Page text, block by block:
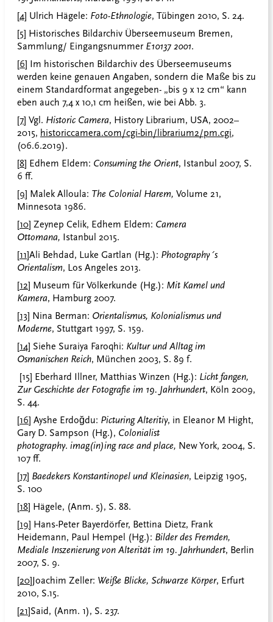
[4] Ulrich Hägele: Foto-Ethnologie, Tübingen 2010, S. 24.
[5] Historisches Bildarchiv Überseemuseum Bremen,
Sammlung/ Eingangsnummer E10137 2001.
[6]
Im historischen Bildarchiv des Überseemuseums
werden keine genauen Angaben, sondern die Maße bis zu
einem Standardformat angegeben- „bis 9 x 12 cm“ kann
eben auch 7,4 x 10,1 cm heißen, wie bei Abb. 3.
[7] Vgl. Historic Camera, History Librarium, USA, 2002–
2015, historiccamera.com/cgi-bin/librarium2/pm.cgi,
(06.6.2019).
[8] Edhem Eldem: Consuming the Orient, Istanbul 2007, S.
6 ff.
[9] Malek Alloula: The Colonial Harem, Volume 21,
Minnesota 1986.
[10] Zeynep Celik, Edhem Eldem: Camera
Ottomana, Istanbul 2015.
[11]Ali Behdad, Luke Gartlan (Hg.): Photography´s
Orientalism, Los Angeles 2013.
[12] Museum für Völkerkunde (Hg.): Mit Kamel und
Kamera, Hamburg 2007.
[13] Nina Berman: Orientalismus, Kolonialismus und
Moderne, Stuttgart 1997, S. 159.
[14] Siehe Suraiya Faroqhi: Kultur und Alltag im
Osmanischen Reich, München 2003, S. 89 f.
[15] Eberhard Illner, Matthias Winzen (Hg.): Licht fangen,
Zur Geschichte der Fotografie im 19. Jahrhundert, Köln 2009,
S. 44.
[16] Ayshe Erdoğdu: Picturing Alteritiy, in Eleanor M Hight,
Gary D. Sampson (Hg.), Colonialist
photography. imag(in)ing race and place, New York, 2004, S.
107 ff.
[17] Baedekers Konstantinopel und Kleinasien, Leipzig 1905,
S. 100
[18] Hägele, (Anm. 5), S. 88.
[19] Hans-Peter Bayerdörfer, Bettina Dietz, Frank
Heidemann, Paul Hempel (Hg.): Bilder des Fremden,
Mediale Inszenierung von Alterität im 19. Jahrhundert, Berlin
2007, S. 9.
[20] Joachim Zeller: Weiße Blicke, Schwarze Körper, Erfurt
2010, S.15.
[21]Said, (Anm. 1), S. 237.